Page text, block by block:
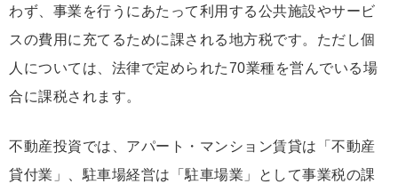
わず、事業を行うにあたって利用する公共施設やサービ
スの費用に充てるために課される地方税です。ただし個
人については、法律で定められた70業種を営んでいる場
合に課税されます。
不動産投資では、アパート・マンション賃貸は「不動産
貸付業」、駐車場経営は「駐車場業」として事業税の課